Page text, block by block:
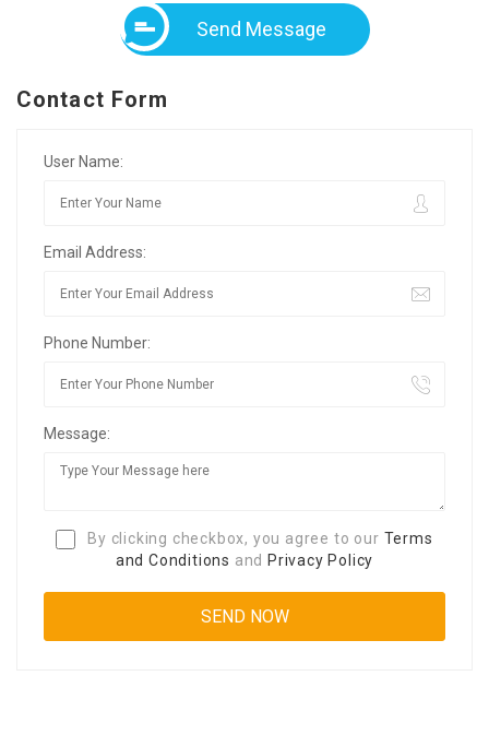
Send Message
Contact Form
User Name:
Email Address:
Phone Number:
Message:
By clicking checkbox, you agree to our Terms
and Conditions and Privacy Policy